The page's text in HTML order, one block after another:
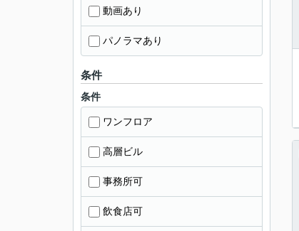
動画あり
パノラマあり
条件
条件
ワンフロア
高層ビル
事務所可
飲食店可